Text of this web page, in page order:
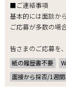
■ご連絡事項
基本的には面談か
ご応募が多数の場
皆さまのご応募を
紙の履歴書不要
面接から採否/1週